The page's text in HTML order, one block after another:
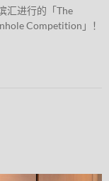
汇进行的「The
Competition」！